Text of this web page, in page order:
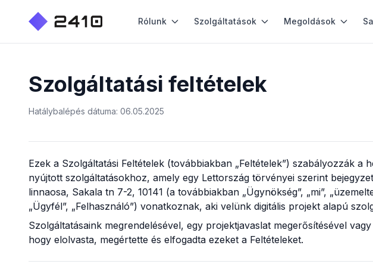
Rólunk Szolgáltatások Megoldások
Szolgáltatási feltételek
Hatálybalépés dátuma: 06.05.2025
Ezek a Szolgáltatási Feltételek (továbbiakban „Feltételek”) szabályozzák a
nyújtott szolgáltatásokhoz, amely egy Lettország törvényei szerint
linnaosa, Sakala tn 7-2, 10141 (a továbbiakban „Ügynökség”, „mi”,
„Ügyfél”, „Felhasználó”) vonatkoznak, aki velünk digitális projekt alapú
Szolgáltatásaink megrendelésével, egy projektjavaslat megerősítésével
hogy elolvasta, megértette és elfogadta ezeket a Feltételeket.